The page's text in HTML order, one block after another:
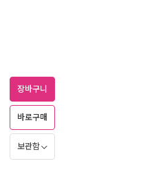
장바구니
바로구매
보관함